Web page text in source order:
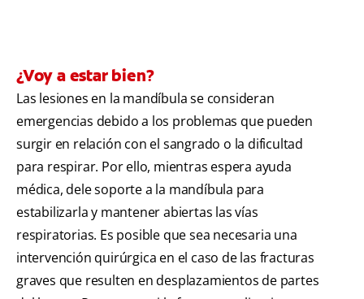
¿Voy a estar bien?
Las lesiones en la mandíbula se consideran
emergencias debido a los problemas que pueden
surgir en relación con el sangrado o la dificultad
para respirar. Por ello, mientras espera ayuda
médica, dele soporte a la mandíbula para
estabilizarla y mantener abiertas las vías
respiratorias. Es posible que sea necesaria una
intervención quirúrgica en el caso de las fracturas
graves que resulten en desplazamientos de partes